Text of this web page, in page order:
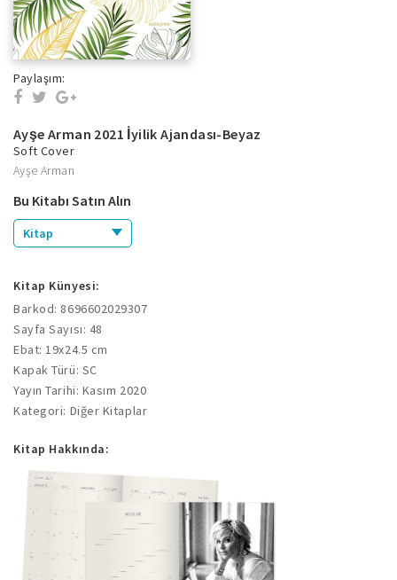
Paylaşım:
Ayşe Arman 2021 İyilik Ajandası-Beyaz
Soft Cover
Ayşe Arman
Bu Kitabı Satın Alın
Kitap
Kitap Künyesi:
Barkod: 8696602029307
Sayfa Sayısı: 48
Ebat: 19x24.5 cm
Kapak Türü: SC
Yayın Tarihi: Kasım 2020
Kategori: Diğer Kitaplar
Kitap Hakkında: